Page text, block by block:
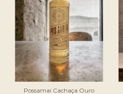
Possamai Cachaça Ouro